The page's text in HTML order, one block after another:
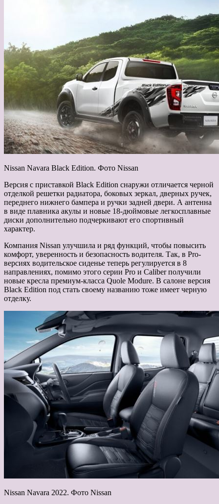
Nissan Navara Black Edition. Фото Nissan
Версия с приставкой Black Edition снаружи отличается черной
отделкой решетки радиатора, боковых зеркал, дверных ручек,
переднего нижнего бампера и ручки задней двери. А антенна
в виде плавника акулы и новые 18-дюймовые легкосплавные
диски дополнительно подчеркивают его спортивный
характер.
Компания Nissan улучшила и ряд функций, чтобы повысить
комфорт, уверенность и безопасность водителя. Так, в Pro-
версиях водительское сиденье теперь регулируется в 8
направлениях, помимо этого серии Pro и Caliber получили
новые кресла премиум-класса Quole Modure. В салоне версия
Black Edition под стать своему названию тоже имеет черную
отделку.
Nissan Navara 2022. Фото Nissan